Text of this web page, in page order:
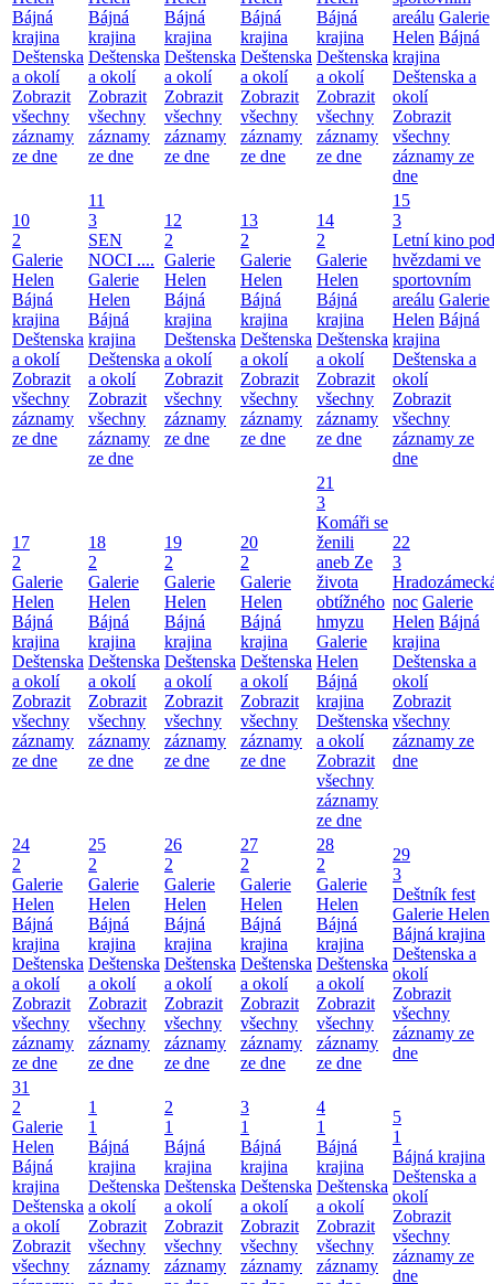
Bájná
krajina
Deštenska
a okolí
Zobrazit
všechny
záznamy
ze dne
Bájná
krajina
Deštenska
a okolí
Zobrazit
všechny
záznamy
ze dne
Bájná
krajina
Deštenska
a okolí
Zobrazit
všechny
záznamy
ze dne
Bájná
krajina
Deštenska
a okolí
Zobrazit
všechny
záznamy
ze dne
Bájná
krajina
Deštenska
a okolí
Zobrazit
všechny
záznamy
ze dne
areálu Galerie
Helen Bájná
krajina
Deštenska a
okolí
Zobrazit
všechny
záznamy ze
dne
10
2
Galerie
Helen
Bájná
krajina
Deštenska
a okolí
Zobrazit
všechny
záznamy
ze dne
11
3
SEN
NOCI ....
Galerie
Helen
Bájná
krajina
Deštenska
a okolí
Zobrazit
všechny
záznamy
ze dne
12
2
Galerie
Helen
Bájná
krajina
Deštenska
a okolí
Zobrazit
všechny
záznamy
ze dne
13
2
Galerie
Helen
Bájná
krajina
Deštenska
a okolí
Zobrazit
všechny
záznamy
ze dne
14
2
Galerie
Helen
Bájná
krajina
Deštenska
a okolí
Zobrazit
všechny
záznamy
ze dne
15
3
Letní kino pod
hvězdami ve
sportovním
areálu Galerie
Helen Bájná
krajina
Deštenska a
okolí
Zobrazit
všechny
záznamy ze
dne
17
2
Galerie
Helen
Bájná
krajina
Deštenska
a okolí
Zobrazit
všechny
záznamy
ze dne
18
2
Galerie
Helen
Bájná
krajina
Deštenska
a okolí
Zobrazit
všechny
záznamy
ze dne
19
2
Galerie
Helen
Bájná
krajina
Deštenska
a okolí
Zobrazit
všechny
záznamy
ze dne
20
2
Galerie
Helen
Bájná
krajina
Deštenska
a okolí
Zobrazit
všechny
záznamy
ze dne
21
3
Komáři se
ženili
aneb Ze
života
obtížného
hmyzu
Galerie
Helen
Bájná
krajina
Deštenska
a okolí
Zobrazit
všechny
záznamy
ze dne
22
3
noc Galerie
Helen Bájná
krajina
Deštenska a
okolí
Zobrazit
všechny
záznamy ze
dne
24
2
Galerie
Helen
Bájná
krajina
Deštenska
a okolí
Zobrazit
všechny
záznamy
ze dne
25
2
Galerie
Helen
Bájná
krajina
Deštenska
a okolí
Zobrazit
všechny
záznamy
ze dne
26
2
Galerie
Helen
Bájná
krajina
Deštenska
a okolí
Zobrazit
všechny
záznamy
ze dne
27
2
Galerie
Helen
Bájná
krajina
Deštenska
a okolí
Zobrazit
všechny
záznamy
ze dne
28
2
Galerie
Helen
Bájná
krajina
Deštenska
a okolí
Zobrazit
všechny
záznamy
ze dne
29
3
Deštník fest
Galerie Helen
Bájná krajina
Deštenska a
okolí
Zobrazit
všechny
záznamy ze
dne
31
2
Galerie
Helen
Bájná
krajina
Deštenska
a okolí
Zobrazit
všechny
1
1
Bájná
krajina
Deštenska
a okolí
Zobrazit
všechny
záznamy
2
1
Bájná
krajina
Deštenska
a okolí
Zobrazit
všechny
záznamy
3
1
Bájná
krajina
Deštenska
a okolí
Zobrazit
všechny
záznamy
4
1
Bájná
krajina
Deštenska
a okolí
Zobrazit
všechny
záznamy
5
1
Bájná krajina
Deštenska a
okolí
Zobrazit
všechny
záznamy ze
dne